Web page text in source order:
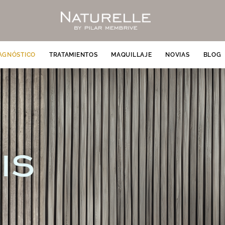
TRATAMIENTOS MAQUILLAJE NOVIAS BLOG